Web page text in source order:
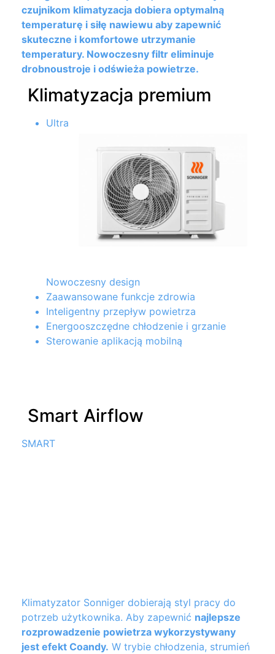
czujnikom klimatyzacja dobiera optymalną
temperaturę i siłę nawiewu aby zapewnić
skuteczne i komfortowe utrzymanie
temperatury. Nowoczesny filtr eliminuje
drobnoustroje i odświeża powietrze.
Klimatyzacja premium
Ultra
Nowoczesny design
Zaawansowane funkcje zdrowia
Inteligentny przepływ powietrza
Energooszczędne chłodzenie i grzanie
Sterowanie aplikacją mobilną
Smart Airflow
SMART
Klimatyzator Sonniger dobierają styl pracy do
potrzeb użytkownika. Aby zapewnić najlepsze
rozprowadzenie powietrza wykorzystywany
jest efekt Coandy. W trybie chłodzenia, strumień